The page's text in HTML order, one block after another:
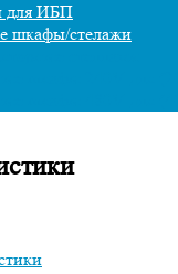
для ИБП
шкафы/стелажи